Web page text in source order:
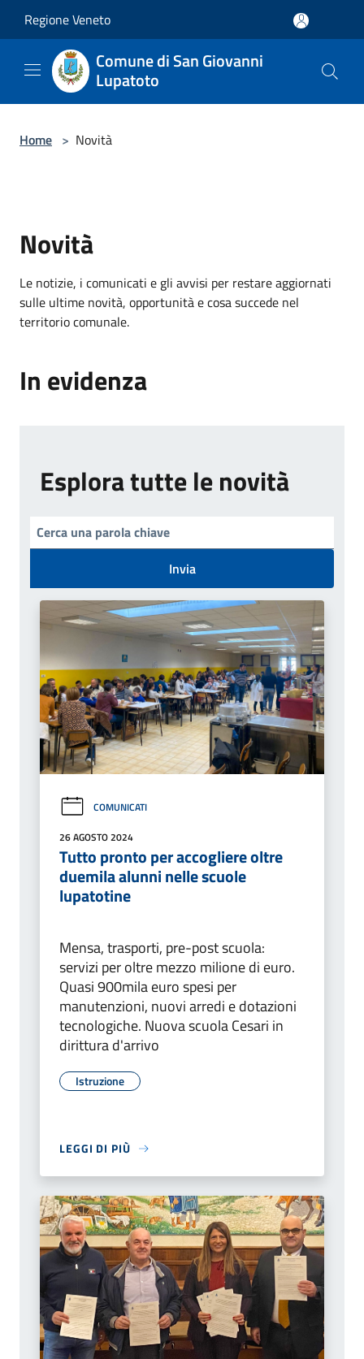
Regione Veneto
Comune di San Giovanni
Lupatoto
Home > Novità
Novità
Le notizie, i comunicati e gli avvisi per restare aggiornati
sulle ultime novità, opportunità e cosa succede nel
territorio comunale.
In evidenza
Esplora tutte le novità
Invia
COMUNICATI
26 AGOSTO 2024
Tutto pronto per accogliere oltre
duemila alunni nelle scuole
lupatotine
Mensa, trasporti, pre-post scuola:
servizi per oltre mezzo milione di euro.
Quasi 900mila euro spesi per
manutenzioni, nuovi arredi e dotazioni
tecnologiche. Nuova scuola Cesari in
dirittura d'arrivo
Istruzione
LEGGI DI PIÙ